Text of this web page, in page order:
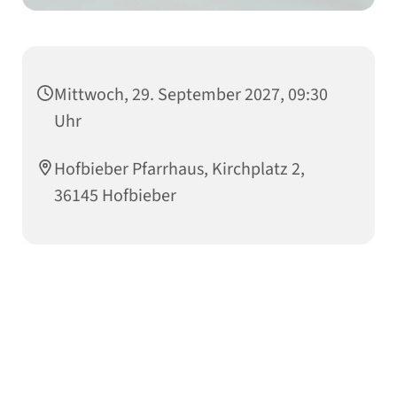
Mittwoch, 29. September 2027, 09:30
Uhr
Hofbieber Pfarrhaus, Kirchplatz 2,
36145 Hofbieber